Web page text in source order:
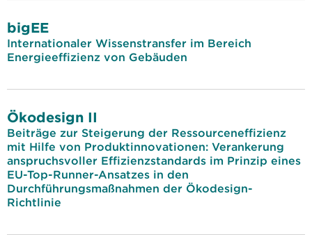
bigEE
Internationaler Wissenstransfer im Bereich
Energieeffizienz von Gebäuden
Ökodesign II
Beiträge zur Steigerung der Ressourceneffizienz
mit Hilfe von Produktinnovationen: Verankerung
anspruchsvoller Effizienzstandards im Prinzip eines
EU-Top-Runner-Ansatzes in den
Durchführungsmaßnahmen der Ökodesign-
Richtlinie